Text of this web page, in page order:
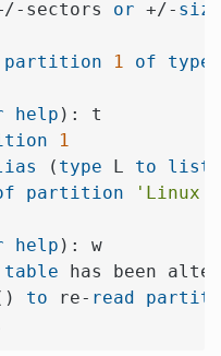
sectors or +/- size
partition 1 of type
help ): t
1
( type L to
list
partition 'Linux'
help ): w
table
to re- read